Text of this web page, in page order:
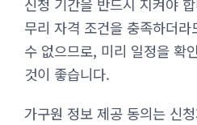
신청 기간을 반드시 지켜야
무리 자격 조건을 충족하더
수 없으므로, 미리 일정을 확
것이 좋습니다.
가구원 정보 제공 동의는 신